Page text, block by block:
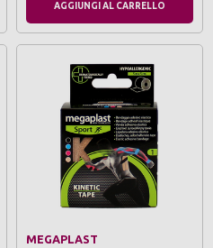
AGGIUNGI AL CARRELLO
MEGAPLAST